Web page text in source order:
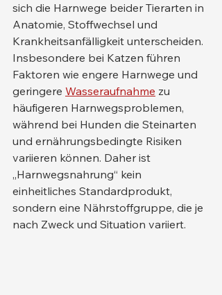
sich die Harnwege beider Tierarten in
Anatomie, Stoffwechsel und
Krankheitsanfälligkeit unterscheiden.
Insbesondere bei Katzen führen
Faktoren wie engere Harnwege und
geringere Wasseraufnahme zu
häufigeren Harnwegsproblemen,
während bei Hunden die Steinarten
und ernährungsbedingte Risiken
variieren können. Daher ist
„Harnwegsnahrung“ kein
einheitliches Standardprodukt,
sondern eine Nährstoffgruppe, die je
nach Zweck und Situation variiert.